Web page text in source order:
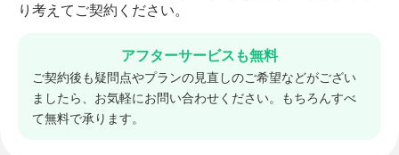
り考えてご契約ください。
アフターサービスも無料
ご契約後も疑問点やプランの見直しのご希望などがござい
ましたら、お気軽にお問い合わせください。もちろんすべ
て無料で承ります。